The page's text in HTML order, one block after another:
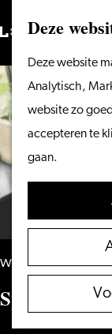
Deze
Deze website
Analytisch,
website zo
accepteren te
gaan.
Ga
naar
de
homepage
woensdag 12
Speeddaten